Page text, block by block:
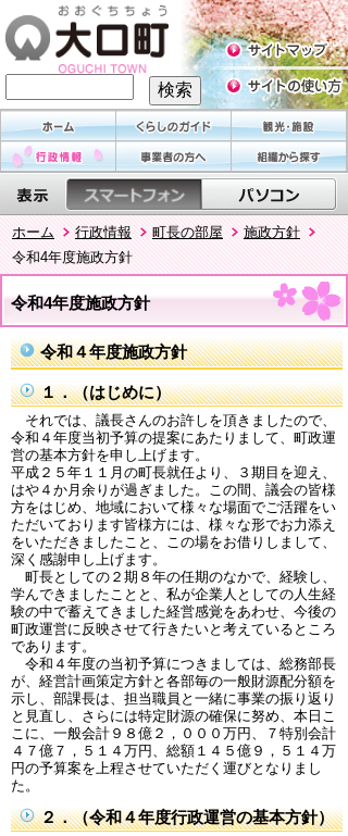
ホーム 行政情報 町長の部屋
施政方針
令和4年度施政方針
令和4年度施政方針
令和４年度施政方針
１．（はじめに）
それでは、議長さんのお許しを頂きましたので、
令和４年度当初予算の提案にあたりまして、町政運
営の基本方針を申し上げます。
平成２５年１１月の町長就任より、３期目を迎え、
はや４か月余りが過ぎました。この間、議会の皆様
方をはじめ、地域において様々な場面でご活躍をい
ただいております皆様方には、様々な形でお力添え
をいただきましたこと、この場をお借りしまして、
深く感謝申し上げます。
町長としての２期８年の任期のなかで、経験し、
学んできましたことと、私が企業人としての人生経
験の中で蓄えてきました経営感覚をあわせ、今後の
町政運営に反映させて行きたいと考えているところ
であります。
令和４年度の当初予算につきましては、総務部長
が、経営計画策定方針と各部毎の一般財源配分額を
示し、部課長は、担当職員と一緒に事業の振り返り
と見直し、さらには特定財源の確保に努め、本日こ
こに、一般会計９８億２，０００万円、７特別会計
４７億７，５１４万円、総額１４５億９，５１４万
円の予算案を上程させていただく運びとなりまし
た。
２．（令和４年度行政運営の基本方針）